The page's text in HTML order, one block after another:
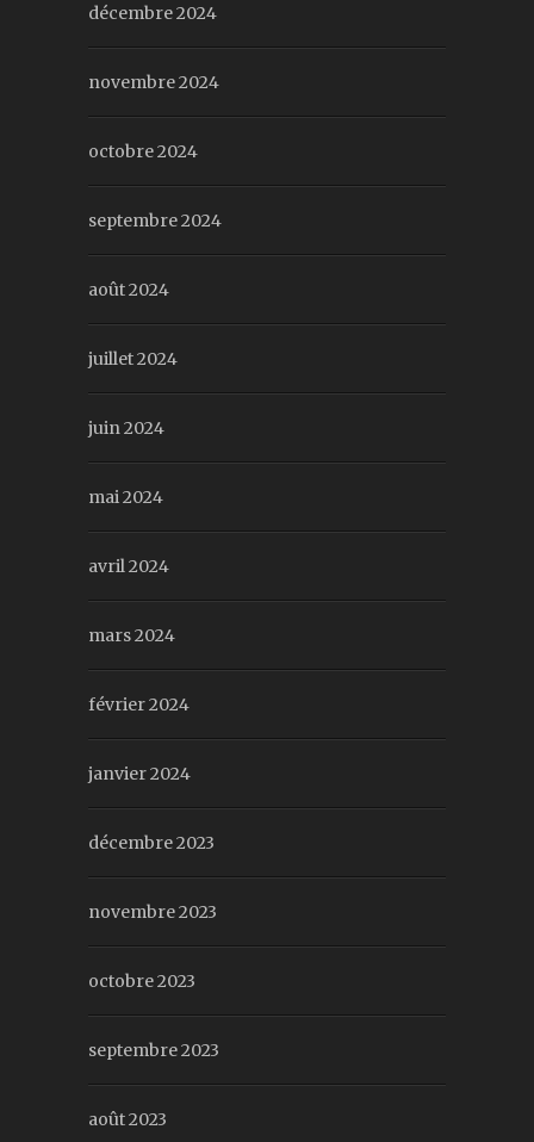
décembre 2024
novembre 2024
octobre 2024
septembre 2024
août 2024
juillet 2024
juin 2024
mai 2024
avril 2024
mars 2024
février 2024
janvier 2024
décembre 2023
novembre 2023
octobre 2023
septembre 2023
août 2023